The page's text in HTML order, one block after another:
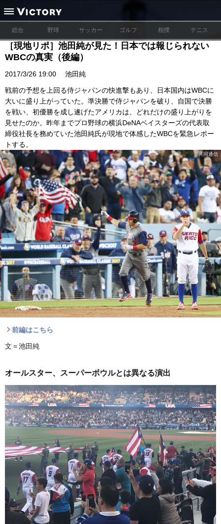
総合 野球 サッカー ゴルフ 相撲 テニス
［現地リポ］池田純が見た！日本では報じられない
WBCの真実（後編）
2017/3/26 19:00 池田純
戦前の予想を上回る侍ジャパンの快進撃もあり、日本国内はWBCに
大いに盛り上がっていた。準決勝で侍ジャパンを破り、自国で決勝
を戦い、初優勝を成し遂げたアメリカは、どれだけの盛り上がりを
見せたのか。昨年までプロ野球の横浜DeNAベイスターズの代表取
締役社長を務めていた池田純氏が現地で体感したWBCを緊急レポー
トする。
©共同通信
前編はこちら
文＝池田純
オールスター、スーパーボウルとは異なる演出